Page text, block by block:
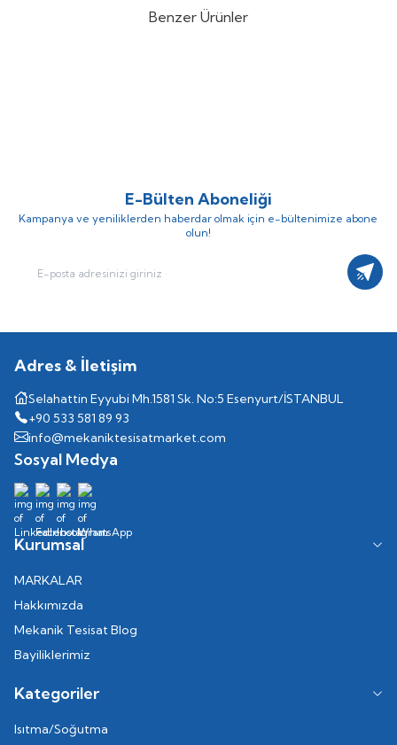
Benzer Ürünler
E-Bülten Aboneliği
Kampanya ve yeniliklerden haberdar olmak için e-bültenimize abone
olun!
Adres & İletişim
Selahattin Eyyubi Mh.1581 Sk. No:5 Esenyurt/İSTANBUL
+90 533 581 89 93
info@mekaniktesisatmarket.com
Sosyal Medya
Kurumsal
MARKALAR
Hakkımızda
Mekanik Tesisat Blog
Bayiliklerimiz
Kategoriler
Isıtma/Soğutma